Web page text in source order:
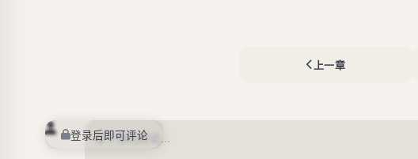
上一章
登录后即可评论